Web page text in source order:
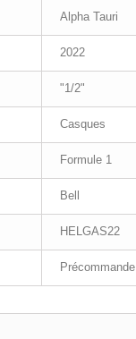
Alpha Tauri
2022
"1/2"
Casques
Formule 1
Bell
HELGAS22
Précommande